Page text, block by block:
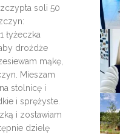
soli 50
łyżeczka
drożdże
mąkę,
Mieszam
stolnicę i
i sprężyste.
i zostawiam
dzielę